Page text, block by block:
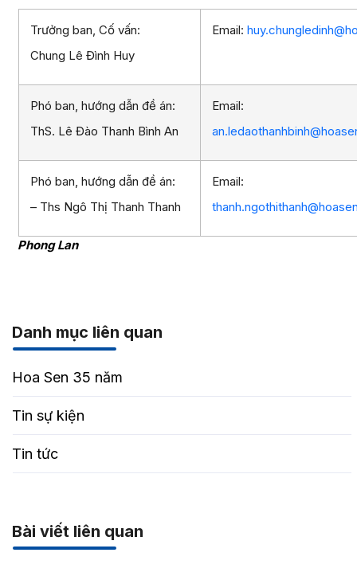
Trưởng ban, Cố vấn:
Chung Lê Đình Huy
Email:
Phó ban, hướng dẫn đề án:
ThS. Lê Đào Thanh Bình An
Email:
Phó ban, hướng dẫn đề án:
– Ths Ngô Thị Thanh Thanh
Email:
Phong Lan
Danh mục liên quan
Hoa Sen 35 năm
Tin sự kiện
Tin tức
Bài viết liên quan